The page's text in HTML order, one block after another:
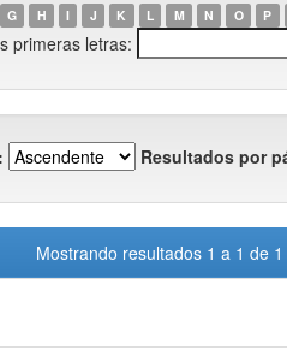
G H I J K L M N O P
primeras letras:
Resultados por
Mostrando resultados 1 a 1 de 1